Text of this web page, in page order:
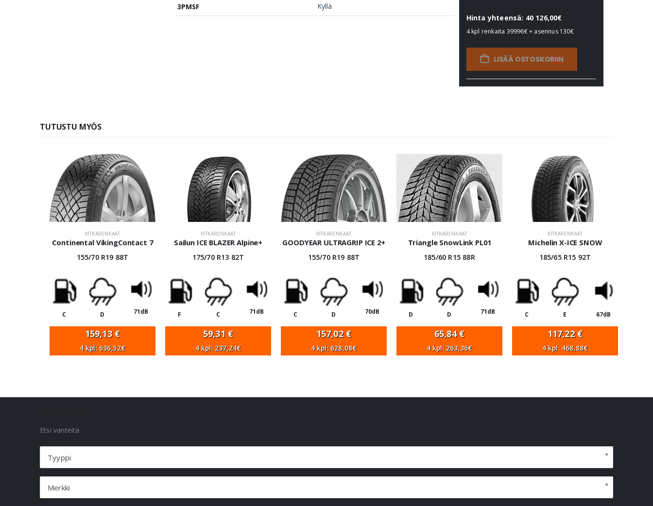
3PMSF Kyllä
Hinta yhteensä: 40 126,00€
4 kpl renkaita 39996€+ asennus 130€
LISÄÄ OSTOSKORIIN
TUTUSTU MYÖS
KITKARENKAAT
Continental VikingContact 7
155/70 R19 88T
C D 71dB
159,13 €
4 kpl: 636,52€
KITKARENKAAT
Sailun ICE BLAZER Alpine+
175/70 R13 82T
F C 71dB
59,31 €
4 kpl: 237,24€
KITKARENKAAT
GOODYEAR ULTRAGRIP ICE 2+
155/70 R19 88T
C D 70dB
157,02 €
4 kpl: 628,08€
KITKARENKAAT
Triangle SnowLink PL01
185/60 R15 88R
D D 71dB
65,84€
4 kpl: 263,36€
KITKARENKAAT
Michelin X-ICE SNOW
185/65 R15 92T
C E 67dB
117,22 €
4 kpl: 468,88€
Etsi vanteita
Tyyppi
Merkki